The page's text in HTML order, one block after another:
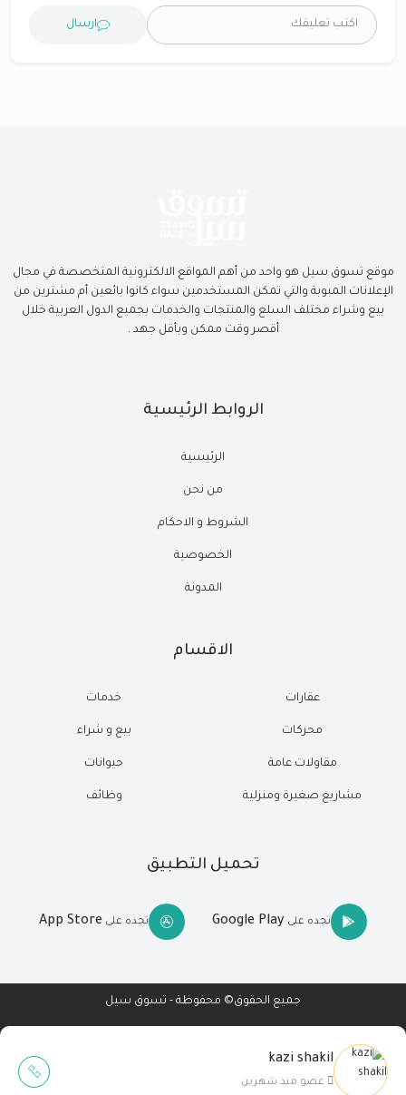
kazi shakil
عضو منذ شهرين
ارسال
موقع تسوق سيل هو واحد من أهم المواقع الالكترونية المتخصصة في مجال
الإعلانات المبوبة والتي تمكن المستخدمين سواء كانوا بائعين أم مشترين من
بيع وشراء مختلف السلع والمنتجات والخدمات بجميع الدول العربية خلال
أقصر وقت ممكن وبأقل جهد .
الروابط الرئيسية
الرئيسية
من نحن
الشروط و الاحكام
الخصوصية
المدونة
الاقسام
عقارات
محركات
مقاولات عامة
مشاريع صغيرة ومنزلية
خدمات
بيع و شراء
حيوانات
وظائف
تحميل التطبيق
تجده على Google Play تجده على App Store
جميع الحقوق© محفوظة - تسوق سيل